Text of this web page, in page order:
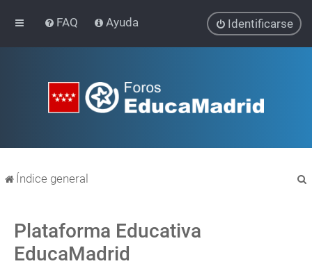
FAQ Ayuda Identificarse
Índice general
Plataforma Educativa
EducaMadrid